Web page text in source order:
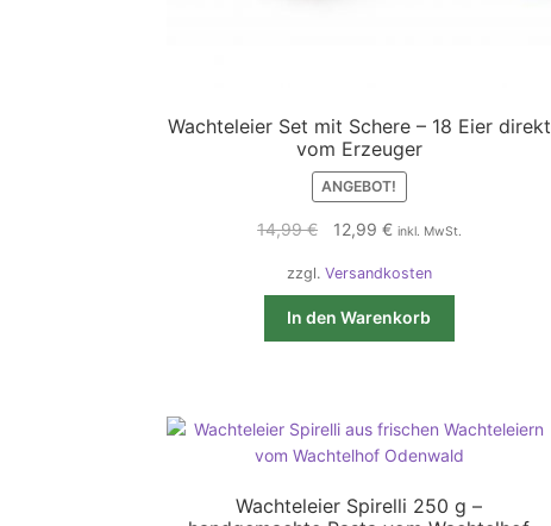
Wachteleier Set mit Schere – 18 Eier direkt
vom Erzeuger
ANGEBOT!
14,99€
Ursprünglicher
war:
14,99 €
12,99 €Aktueller
ist:
12,99 €.
inkl. MwSt.
zzgl. Versandkosten
In den Warenkorb
Wachteleier Spirelli 250 g –